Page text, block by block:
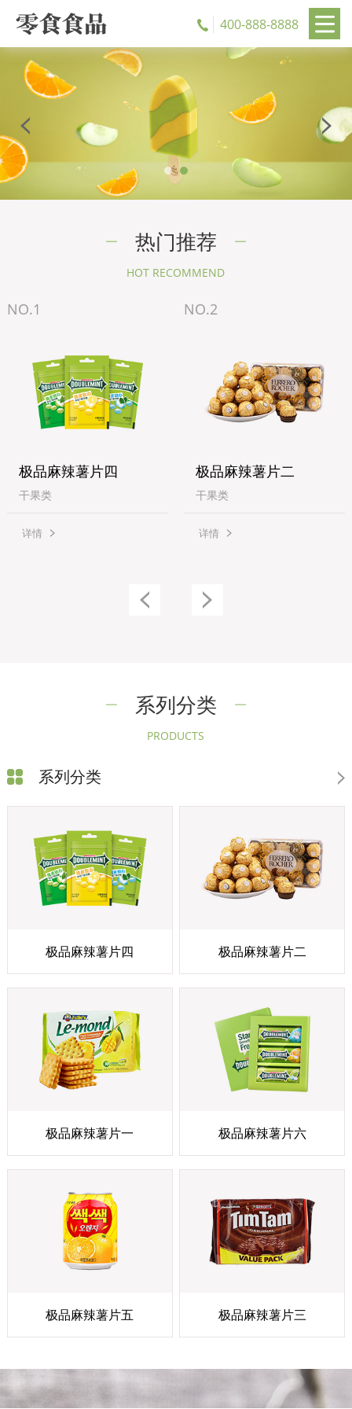
400-888-8888
热门推荐
HOT RECOMMEND
NO.1
极品麻辣薯片四
干果类
详情
NO.2
极品麻辣薯片二
干果类
详情
系列分类
PRODUCTS
系列分类
极品麻辣薯片四 极品麻辣薯片二
极品麻辣薯片一 极品麻辣薯片六
极品麻辣薯片五 极品麻辣薯片三